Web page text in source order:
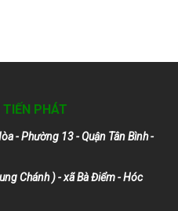
PHÁT
- Phường 13 - Quận Tân Bình -
Chánh ) - xã Bà Điểm - Hóc